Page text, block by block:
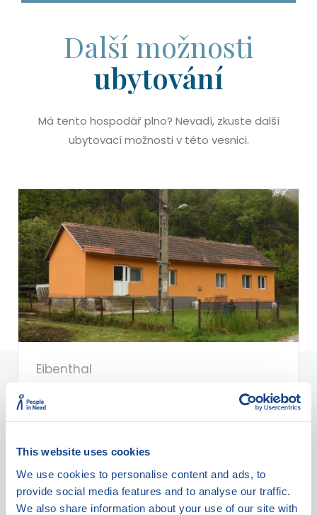
This website uses cookies
We use cookies to personalise content and ads, to
provide social media features and to analyse our traffic.
We also share information about your use of our site with
Další možnosti
ubytování
Má tento hospodář plno? Nevadí, zkuste další
ubytovací možnosti v této vesnici.
Eibenthal
Apartmán u Dana
6 Ano Ano